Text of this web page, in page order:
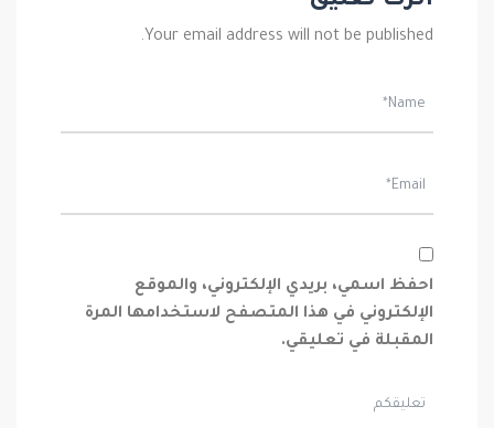
Your email address will not be published.
احفظ اسمي، بريدي الإلكتروني، والموقع
الإلكتروني في هذا المتصفح لاستخدامها المرة
المقبلة في تعليقي.